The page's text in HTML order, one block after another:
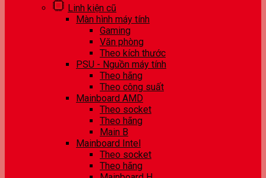
Linh kiện cũ
Màn hình máy tính
Gaming
Văn phòng
Theo kích thước
PSU - Nguồn máy tính
Theo hãng
Theo công suất
Mainboard AMD
Theo socket
Theo hãng
Main B
Mainboard Intel
Theo socket
Theo hãng